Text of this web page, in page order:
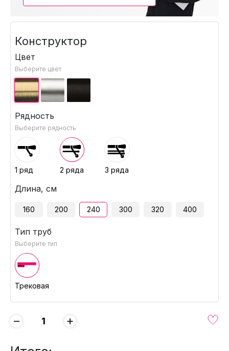
Конструктор
Цвет
Выберите цвет
Рядность
Выберите рядность
1 ряд 2 ряда 3 ряда
Длина, см
160 200 240 300 320 400
Тип труб
Выберите тип
Трековая
− +